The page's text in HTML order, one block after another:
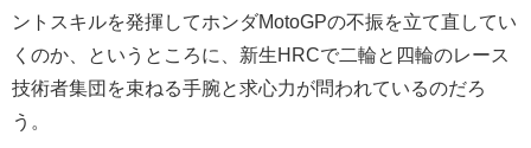
ントスキルを発揮してホンダMotoGPの不振を立て直してい
くのか、というところに、新生HRCで二輪と四輪のレース
技術者集団を束ねる手腕と求心力が問われているのだろ
う。